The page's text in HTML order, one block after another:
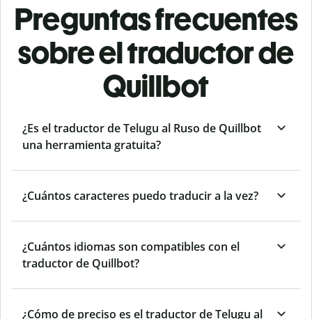
Preguntas frecuentes
sobre el traductor de
Quillbot
¿Es el traductor de Telugu al Ruso de Quillbot
una herramienta gratuita?
¿Cuántos caracteres puedo traducir a la vez?
¿Cuántos idiomas son compatibles con el
traductor de Quillbot?
¿Cómo de preciso es el traductor de Telugu al